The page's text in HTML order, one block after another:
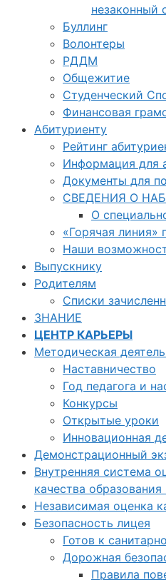
незаконный
Буллинг
Волонтеры
РДДМ
Общежитие
Студенческий
Финансовая
Абитуриенту
Рейтинг
Информация для
Документы для
СВЕДЕНИЯ О
О
«Горячая линия»
Наши
Выпускнику
Родителям
Списки
ЗНАНИЕ
ЦЕНТР КАРЬЕРЫ
Методическая
Наставничество
Год педагога и
Конкурсы
Открытые уроки
Инновационная
Демонстрационный
Внутренняя система
качества
Независимая оценка
Безопасность лицея
Готов к
Дорожная
Правила